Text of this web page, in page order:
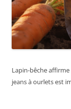
Lapin-bêche
jeans à ourlets est